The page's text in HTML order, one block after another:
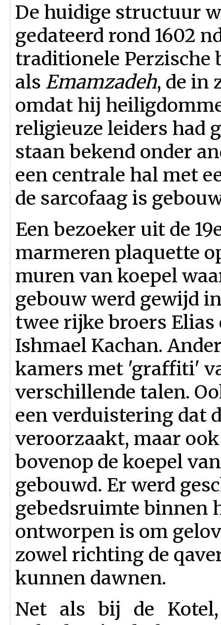
De huidige structuur
gedateerd rond 1602
traditionele Perzische
als Emamzadeh, de in
omdat hij
religieuze leiders had
staan bekend onder
een centrale hal met
de sarcofaag is
Een bezoeker uit de
marmeren plaquette
muren van koepel
gebouw werd gewijd
twee rijke broers Elias
Ishmael Kachan.
kamers met 'graffiti'
verschillende talen.
een verduistering dat
veroorzaakt, maar
bovenop de koepel
gebouwd. Er werd
gebedsruimte binnen
ontworpen is om
zowel richting de
kunnen dawnen.
Net als bij de Kotel,